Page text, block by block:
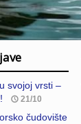
svojoj vrsti –
21/10
čudovište